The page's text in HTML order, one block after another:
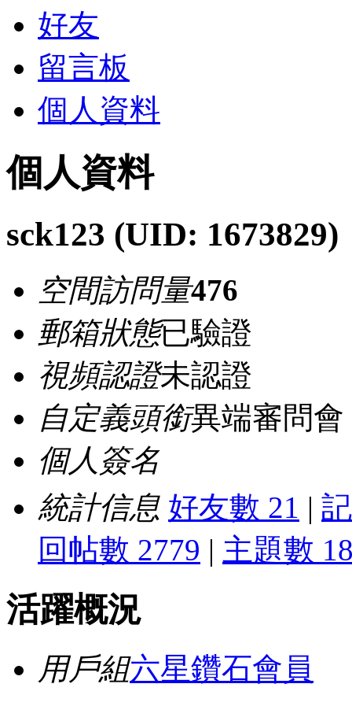
好友
留言板
個人資料
個人資料
sck123 (UID: 1673829)
空間訪問量476
郵箱狀態已驗證
視頻認證未認證
自定義頭銜異端審問會
個人簽名
統計信息 好友數 21 |
回帖數 2779 | 主題數
活躍概況
用戶組六星鑽石會員